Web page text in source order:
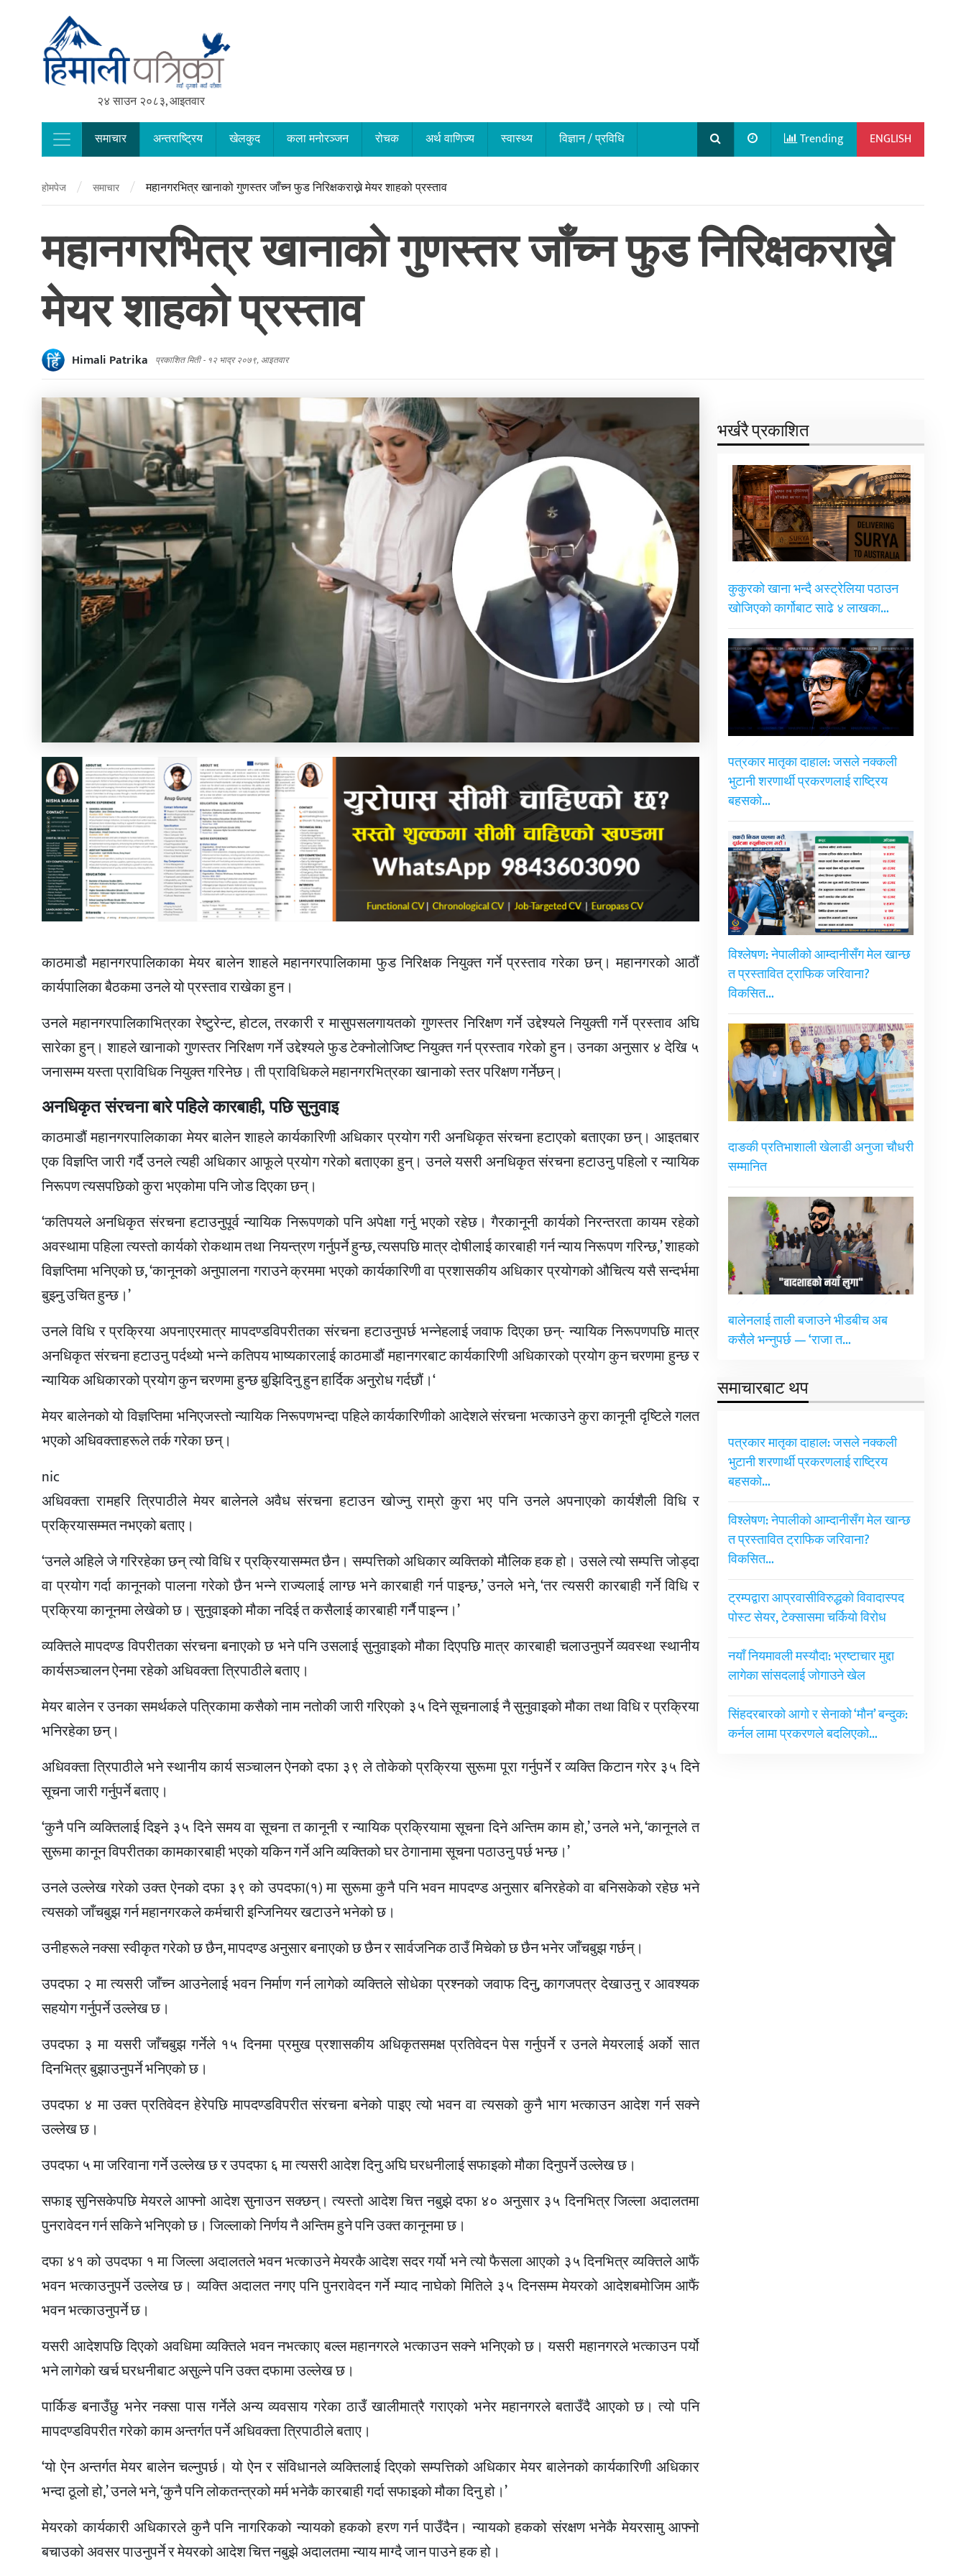
२४ साउन २०८३, आइतवार
Main Navigation
समाचार अन्तराष्ट्रिय खेलकुद कला मनोरञ्जन रोचक अर्थ वाणिज्य स्वास्थ्य विज्ञान / प्रविधि Trending ENGLISH
होमपेज / समाचार / महानगरभित्र खानाको गुणस्तर जाँच्न फुड निरिक्षकराख्ने मेयर शाहको प्रस्ताव
महानगरभित्र खानाको गुणस्तर जाँच्न फुड निरिक्षकराख्ने
मेयर शाहको प्रस्ताव
Himali Patrika प्रकाशित मिती - १२ भाद्र २०७९, आइतवार
काठमाडौ महानगरपालिकाका मेयर बालेन शाहले महानगरपालिकामा फुड निरिक्षक नियुक्त गर्ने प्रस्ताव गरेका छन्। महानगरको आठौं
कार्यपालिका बैठकमा उनले यो प्रस्ताव राखेका हुन।
उनले महानगरपालिकाभित्रका रेष्टुरेन्ट, होटल, तरकारी र मासुपसलगायतकाे गुणस्तर निरिक्षण गर्ने उद्देश्यले नियुक्ती गर्ने प्रस्ताव अघि
सारेका हुन्। शाहले खानाको गुणस्तर निरिक्षण गर्ने उद्देश्यले फुड टेक्नोलोजिष्ट नियुक्त गर्न प्रस्ताव गरेको हुन। उनका अनुसार ४ देखि ५
जनासम्म यस्ता प्राविधिक नियुक्त गरिनेछ। ती प्राविधिकले महानगरभित्रका खानाको स्तर परिक्षण गर्नेछन्।
अनधिकृत संरचना बारे पहिले कारबाही, पछि सुनुवाइ
काठमाडौं महानगरपालिकाका मेयर बालेन शाहले कार्यकारिणी अधिकार प्रयोग गरी अनधिकृत संरचना हटाएको बताएका छन्। आइतबार
एक विज्ञप्ति जारी गर्दै उनले त्यही अधिकार आफूले प्रयोग गरेको बताएका हुन्। उनले यसरी अनधिकृत संरचना हटाउनु पहिलो र न्यायिक
निरूपण त्यसपछिको कुरा भएकोमा पनि जोड दिएका छन्।
‘कतिपयले अनधिकृत संरचना हटाउनुपूर्व न्यायिक निरूपणको पनि अपेक्षा गर्नु भएको रहेछ। गैरकानूनी कार्यको निरन्तरता कायम रहेको
अवस्थामा पहिला त्यस्तो कार्यको रोकथाम तथा नियन्त्रण गर्नुपर्ने हुन्छ, त्यसपछि मात्र दोषीलाई कारबाही गर्न न्याय निरूपण गरिन्छ,’ शाहको
विज्ञप्तिमा भनिएको छ, ‘कानूनको अनुपालना गराउने क्रममा भएको कार्यकारिणी वा प्रशासकीय अधिकार प्रयोगको औचित्य यसै सन्दर्भमा
बुझ्नु उचित हुन्छ।’
उनले विधि र प्रक्रिया अपनाएरमात्र मापदण्डविपरीतका संरचना हटाउनुपर्छ भन्नेहलाई जवाफ दिएका छन्- न्यायिक निरूपणपछि मात्र
अनधिकृत संरचना हटाउनु पर्दथ्यो भन्ने कतिपय भाष्यकारलाई काठमाडौं महानगरबाट कार्यकारिणी अधिकारको प्रयोग कुन चरणमा हुन्छ र
न्यायिक अधिकारको प्रयोग कुन चरणमा हुन्छ बुझिदिनु हुन हार्दिक अनुरोध गर्दछौं।‘
मेयर बालेनको यो विज्ञप्तिमा भनिएजस्तो न्यायिक निरूपणभन्दा पहिले कार्यकारिणीको आदेशले संरचना भत्काउने कुरा कानूनी दृष्टिले गलत
भएको अधिवक्ताहरूले तर्क गरेका छन्।
nic
अधिवक्ता रामहरि त्रिपाठीले मेयर बालेनले अवैध संरचना हटाउन खोज्नु राम्रो कुरा भए पनि उनले अपनाएको कार्यशैली विधि र
प्रक्रियासम्मत नभएको बताए।
‘उनले अहिले जे गरिरहेका छन् त्यो विधि र प्रक्रियासम्मत छैन। सम्पत्तिको अधिकार व्यक्तिको मौलिक हक हो। उसले त्यो सम्पत्ति जोड्दा
वा प्रयोग गर्दा कानूनको पालना गरेको छैन भन्ने राज्यलाई लाग्छ भने कारबाही गर्न पाइन्छ,’ उनले भने, ‘तर त्यसरी कारबाही गर्ने विधि र
प्रक्रिया कानूनमा लेखेको छ। सुनुवाइको मौका नदिई त कसैलाई कारबाही गर्नै पाइन्न।’
व्यक्तिले मापदण्ड विपरीतका संरचना बनाएको छ भने पनि उसलाई सुनुवाइको मौका दिएपछि मात्र कारबाही चलाउनुपर्ने व्यवस्था स्थानीय
कार्यसञ्चालन ऐनमा रहेको अधिवक्ता त्रिपाठीले बताए।
मेयर बालेन र उनका समर्थकले पत्रिकामा कसैको नाम नतोकी जारी गरिएको ३५ दिने सूचनालाई नै सुनुवाइको मौका तथा विधि र प्रक्रिया
भनिरहेका छन्।
अधिवक्ता त्रिपाठीले भने स्थानीय कार्य सञ्चालन ऐनको दफा ३९ ले तोकेको प्रक्रिया सुरूमा पूरा गर्नुपर्ने र व्यक्ति किटान गरेर ३५ दिने
सूचना जारी गर्नुपर्ने बताए।
‘कुनै पनि व्यक्तिलाई दिइने ३५ दिने समय वा सूचना त कानूनी र न्यायिक प्रक्रियामा सूचना दिने अन्तिम काम हो,’ उनले भने, ‘कानूनले त
सुरूमा कानून विपरीतका कामकारबाही भएको यकिन गर्ने अनि व्यक्तिको घर ठेगानामा सूचना पठाउनु पर्छ भन्छ।’
उनले उल्लेख गरेको उक्त ऐनको दफा ३९ को उपदफा(१) मा सुरूमा कुनै पनि भवन मापदण्ड अनुसार बनिरहेको वा बनिसकेको रहेछ भने
त्यसको जाँचबुझ गर्न महानगरकले कर्मचारी इन्जिनियर खटाउने भनेको छ।
उनीहरूले नक्सा स्वीकृत गरेको छ छैन, मापदण्ड अनुसार बनाएको छ छैन र सार्वजनिक ठाउँ मिचेको छ छैन भनेर जाँचबुझ गर्छन्।
उपदफा २ मा त्यसरी जाँच्न आउनेलाई भवन निर्माण गर्न लागेको व्यक्तिले सोधेका प्रश्नको जवाफ दिनु, कागजपत्र देखाउनु र आवश्यक
सहयोग गर्नुपर्ने उल्लेख छ।
उपदफा ३ मा यसरी जाँचबुझ गर्नेले १५ दिनमा प्रमुख प्रशासकीय अधिकृतसमक्ष प्रतिवेदन पेस गर्नुपर्ने र उनले मेयरलाई अर्को सात
दिनभित्र बुझाउनुपर्ने भनिएको छ।
उपदफा ४ मा उक्त प्रतिवेदन हेरेपछि मापदण्डविपरीत संरचना बनेको पाइए त्यो भवन वा त्यसको कुनै भाग भत्काउन आदेश गर्न सक्ने
उल्लेख छ।
उपदफा ५ मा जरिवाना गर्ने उल्लेख छ र उपदफा ६ मा त्यसरी आदेश दिनु अघि घरधनीलाई सफाइको मौका दिनुपर्ने उल्लेख छ।
सफाइ सुनिसकेपछि मेयरले आफ्नो आदेश सुनाउन सक्छन्। त्यस्तो आदेश चित्त नबुझे दफा ४० अनुसार ३५ दिनभित्र जिल्ला अदालतमा
पुनरावेदन गर्न सकिने भनिएको छ। जिल्लाको निर्णय नै अन्तिम हुने पनि उक्त कानूनमा छ।
दफा ४१ को उपदफा १ मा जिल्ला अदालतले भवन भत्काउने मेयरकै आदेश सदर गर्यो भने त्यो फैसला आएको ३५ दिनभित्र व्यक्तिले आफैं
भवन भत्काउनुपर्ने उल्लेख छ। व्यक्ति अदालत नगए पनि पुनरावेदन गर्ने म्याद नाघेको मितिले ३५ दिनसम्म मेयरको आदेशबमोजिम आफैं
भवन भत्काउनुपर्ने छ।
यसरी आदेशपछि दिएको अवधिमा व्यक्तिले भवन नभत्काए बल्ल महानगरले भत्काउन सक्ने भनिएको छ। यसरी महानगरले भत्काउन पर्यो
भने लागेको खर्च घरधनीबाट असुल्ने पनि उक्त दफामा उल्लेख छ।
पार्किङ बनाउँछु भनेर नक्सा पास गर्नेले अन्य व्यवसाय गरेका ठाउँ खालीमात्रै गराएको भनेर महानगरले बताउँदै आएको छ। त्यो पनि
मापदण्डविपरीत गरेको काम अन्तर्गत पर्ने अधिवक्ता त्रिपाठीले बताए।
‘यो ऐन अन्तर्गत मेयर बालेन चल्नुपर्छ। यो ऐन र संविधानले व्यक्तिलाई दिएको सम्पत्तिको अधिकार मेयर बालेनको कार्यकारिणी अधिकार
भन्दा ठूलो हो,’ उनले भने, ‘कुनै पनि लोकतन्त्रको मर्म भनेकै कारबाही गर्दा सफाइको मौका दिनु हो।’
मेयरको कार्यकारी अधिकारले कुनै पनि नागरिकको न्यायको हकको हरण गर्न पाउँदैन। न्यायको हकको संरक्षण भनेकै मेयरसामु आफ्नो
बचाउको अवसर पाउनुपर्ने र मेयरको आदेश चित्त नबुझे अदालतमा न्याय माग्दै जान पाउने हक हो।
भर्खरै प्रकाशित
कुकुरको खाना भन्दै अस्ट्रेलिया पठाउन
खोजिएको कार्गोबाट साढे ४ लाखका…
पत्रकार मातृका दाहाल: जसले नक्कली
भुटानी शरणार्थी प्रकरणलाई राष्ट्रिय
बहसको…
विश्लेषण: नेपालीको आम्दानीसँग मेल खान्छ
त प्रस्तावित ट्राफिक जरिवाना?
विकसित…
दाङकी प्रतिभाशाली खेलाडी अनुजा चौधरी
सम्मानित
बालेनलाई ताली बजाउने भीडबीच अब
कसैले भन्नुपर्छ — ‘राजा त…
समाचारबाट थप
पत्रकार मातृका दाहाल: जसले नक्कली
भुटानी शरणार्थी प्रकरणलाई राष्ट्रिय
बहसको…
विश्लेषण: नेपालीको आम्दानीसँग मेल खान्छ
त प्रस्तावित ट्राफिक जरिवाना?
विकसित…
ट्रम्पद्वारा आप्रवासीविरुद्धको विवादास्पद
पोस्ट सेयर, टेक्सासमा चर्कियो विरोध
नयाँ नियमावली मस्यौदा: भ्रष्टाचार मुद्दा
लागेका सांसदलाई जोगाउने खेल
सिंहदरबारको आगो र सेनाको ‘मौन’ बन्दुक:
कर्नल लामा प्रकरणले बदलिएको…